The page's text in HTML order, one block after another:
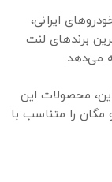
ایرانی،
برندهای لنت
می‌دهد.
محصولات این
مگان را متناسب با